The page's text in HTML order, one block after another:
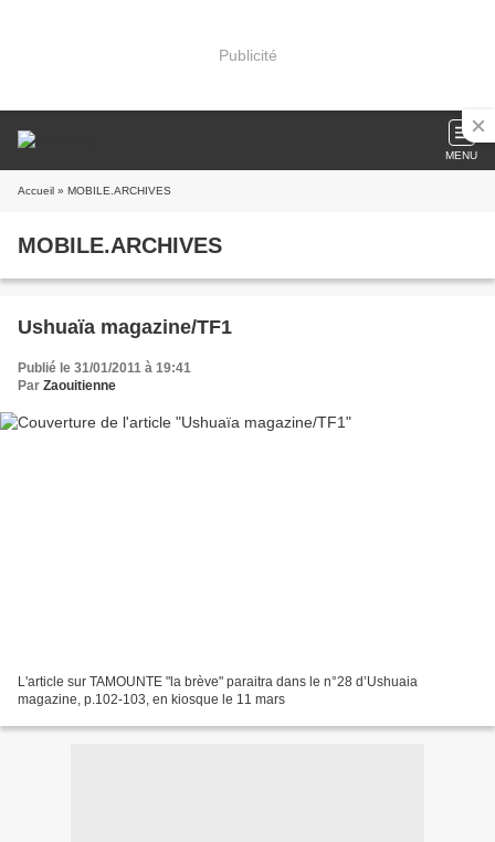
Publicité
MENU
Accueil » MOBILE.ARCHIVES
MOBILE.ARCHIVES
Ushuaïa magazine/TF1
Publié le 31/01/2011 à 19:41
Par Zaouitienne
L'article sur TAMOUNTE "la brève" paraitra dans le n°28 d’Ushuaia
magazine, p.102-103, en kiosque le 11 mars